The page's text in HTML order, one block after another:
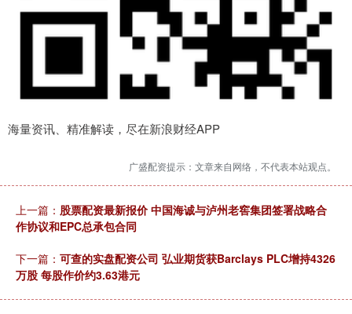
海量资讯、精准解读，尽在新浪财经APP
广盛配资提示：文章来自网络，不代表本站观点。
上一篇： 股票配资最新报价 中国海诚与泸州老窖集团签署战略合
作协议和EPC总承包合同
下一篇： 可查的实盘配资公司 弘业期货获Barclays PLC增持4326
万股 每股作价约3.63港元